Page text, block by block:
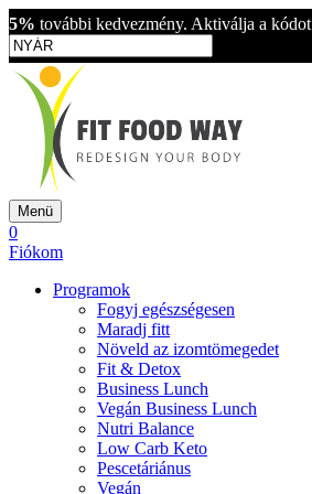
5% további kedvezmény. Aktiválja a kódot
Menü
0
Fiókom
Programok
Fogyj egészségesen
Maradj fitt
Növeld az izomtömegedet
Fit & Detox
Business Lunch
Vegán Business Lunch
Nutri Balance
Low Carb Keto
Pescetáriánus
Vegán